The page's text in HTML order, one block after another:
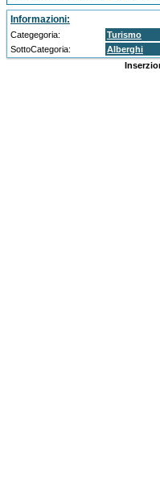
Informazioni:
Categegoria:
Turismo
SottoCategoria:
Alberghi